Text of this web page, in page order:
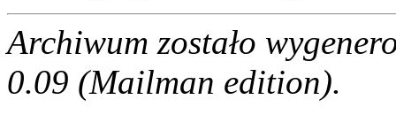
Archiwum zostało
0.09 (Mailman edition).